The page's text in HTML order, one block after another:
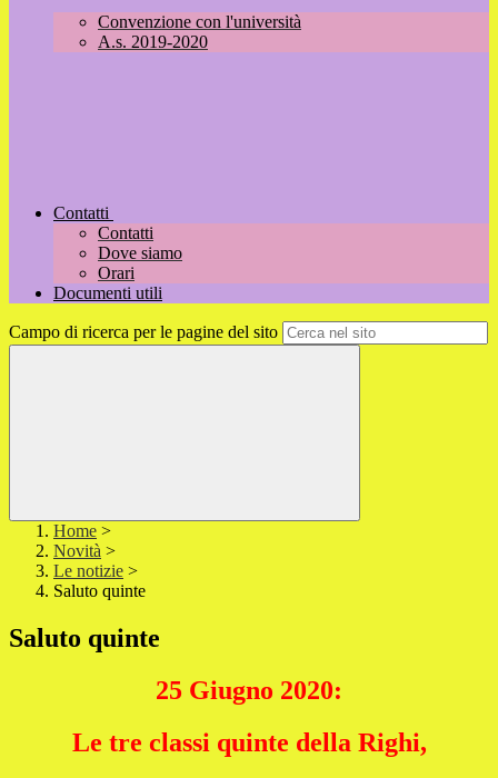
Convenzione con l'università
A.s. 2019-2020
Contatti
Contatti
Dove siamo
Orari
Documenti utili
Campo di ricerca per le pagine del sito
Home >
Novità >
Le notizie >
Saluto quinte
Saluto quinte
25 Giugno 2020:
Le tre classi quinte della Righi,